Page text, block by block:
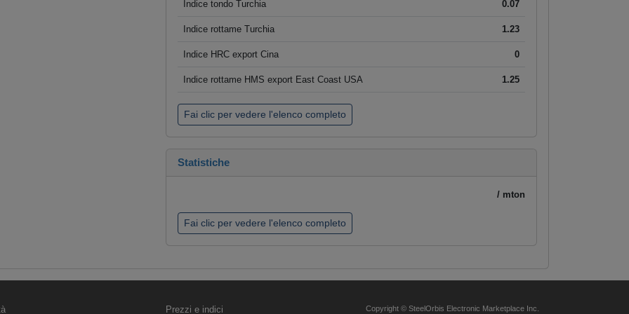
Indice tondo Turchia 0.07
Indice rottame Turchia 1.23
Indice HRC export Cina 0
Indice rottame HMS export East Coast USA 1.25
Fai clic per vedere l'elenco completo
Statistiche
/ mton
Fai clic per vedere l'elenco completo
Prezzi e indici Copyright © SteelOrbis Electronic Marketplace Inc.